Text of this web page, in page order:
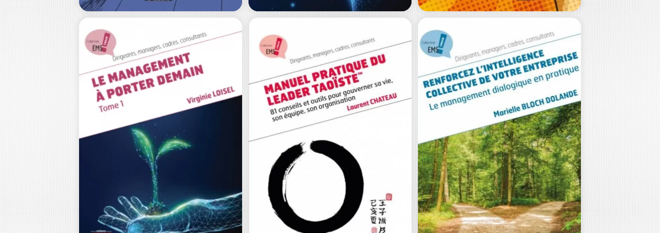
L’ENTREPRISE,
MIROIR DE SON
DIRIGEANT
GÉRARD BAGLIN
L’entreprise ne se réduit pas à des
parts de marché, des taux de…
LE MANAGEMENT
À PORTER
DEMAIN –…
VIRGINIE LOISEL
Toutes les compétences du manager
présentées dans cet ouvrage et le
Tome 1…
POUR RÉUSSIR,
MUSCLEZ VOTRE
ÉTAT D’ESPRIT…
ISABELLE PROUST
Il n’y a pas de champion sans un état
d’esprit de gagnant. Le…